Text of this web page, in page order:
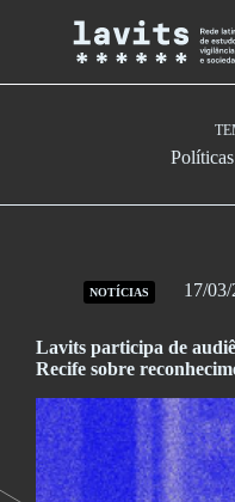
NOTÍCIAS 17/
Lavits participa de
Recife sobre